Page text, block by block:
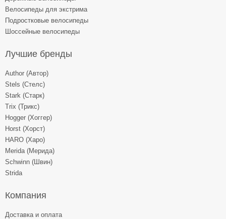
Велосипеды для экстрима
Подростковые велосипеды
Шоссейные велосипеды
Лучшие бренды
Author (Автор)
Stels (Стелс)
Stark (Старк)
Trix (Трикс)
Hogger (Хоггер)
Horst (Хорст)
HARO (Харо)
Merida (Мерида)
Schwinn (Швин)
Strida
Компания
Доставка и оплата